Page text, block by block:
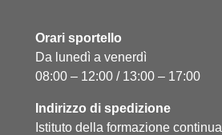
Orari sportello
Da lunedì a venerdì
08:00 – 12:00 / 13:00 – 17:00
Indirizzo di spedizione
Istituto della formazione continua